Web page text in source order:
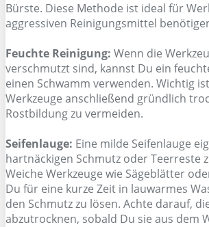
Bürste. Diese Methode ist ideal für
aggressiven Reinigungsmittel
Feuchte Reinigung: Wenn die
verschmutzt sind, kannst Du ein
einen Schwamm verwenden. Wichtig
Werkzeuge anschließend gründlich
Rostbildung zu vermeiden.
Seifenlauge: Eine milde Seifenlauge
hartnäckigen Schmutz oder Teerreste
Weiche Werkzeuge wie Sägeblätter
Du für eine kurze Zeit in lauwarmes
den Schmutz zu lösen. Achte darauf,
abzutrocknen, sobald Du sie aus dem